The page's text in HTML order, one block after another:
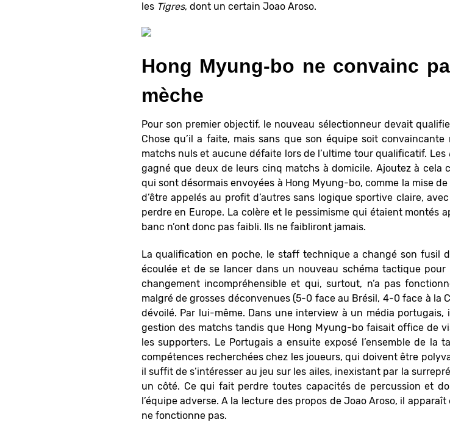
les Tigres, dont un certain Joao Aroso.
Hong Myung-bo ne convainc
mèche
Pour son premier objectif, le nouveau sélectionneur devait
Chose qu’il a faite, mais sans que son équipe soit
matchs nuls et aucune défaite lors de l’ultime tour qualificatif. Les
gagné que deux de leurs cinq matchs à domicile. Ajoutez à cela
qui sont désormais envoyées à Hong Myung-bo, comme la mise
d’être appelés au profit d’autres sans logique sportive claire,
perdre en Europe. La colère et le pessimisme qui étaient montés
banc n’ont donc pas faibli. Ils ne faibliront jamais.
La qualification en poche, le staff technique a changé son fusil
écoulée et de se lancer dans un nouveau schéma tactique
changement incompréhensible et qui, surtout, n’a pas
malgré de grosses déconvenues (5-0 face au Brésil, 4-0 face à la
dévoilé. Par lui-même. Dans une interview à un média
gestion des matchs tandis que Hong Myung-bo faisait office de
les supporters. Le Portugais a ensuite exposé l’ensemble de
compétences recherchées chez les joueurs, qui doivent être
il suffit de s’intéresser au jeu sur les ailes, inexistant par la
un côté. Ce qui fait perdre toutes capacités de percussion et
l’équipe adverse. A la lecture des propos de Joao Aroso, il
ne fonctionne pas.